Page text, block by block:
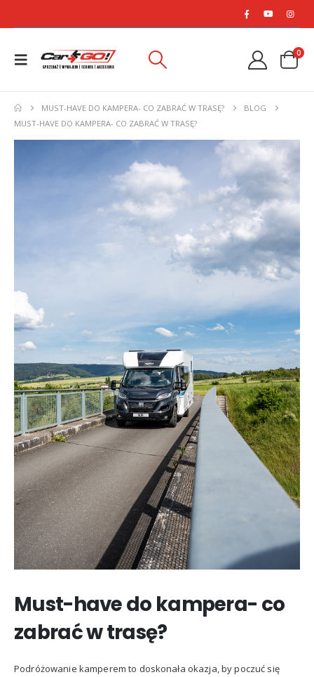
0
MUST-HAVE DO KAMPERA- CO ZABRAĆ W TRASĘ?
BLOG
MUST-HAVE DO KAMPERA- CO ZABRAĆ W TRASĘ?
Must-have do kampera- co
zabrać w trasę?
Podróżowanie kamperem to doskonała okazja, by poczuć się